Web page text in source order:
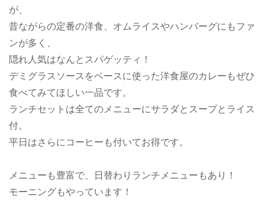
が、
昔ながらの定番の洋食、オムライスやハンバーグにもファ
ンが多く、
隠れ人気はなんとスパゲッティ！
デミグラスソースをベースに使った洋食屋のカレーもぜひ
食べてみてほしい一品です。
ランチセットは全てのメニューにサラダとスープとライス
付。
平日はさらにコーヒーも付いてお得です。
メニューも豊富で、日替わりランチメニューもあり！
モーニングもやっています！